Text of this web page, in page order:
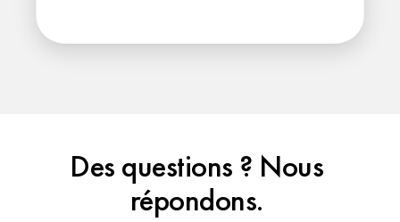
Des questions ? Nous
répondons.